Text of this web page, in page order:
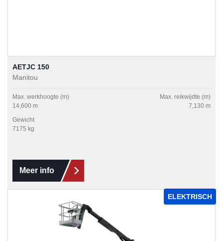
AETJC 150
Manitou
Max. werkhoogte (m)
14,600 m
Max. reikwijdte (m)
7,130 m
Gewicht
7175 kg
Meer info
ELEKTRISCH